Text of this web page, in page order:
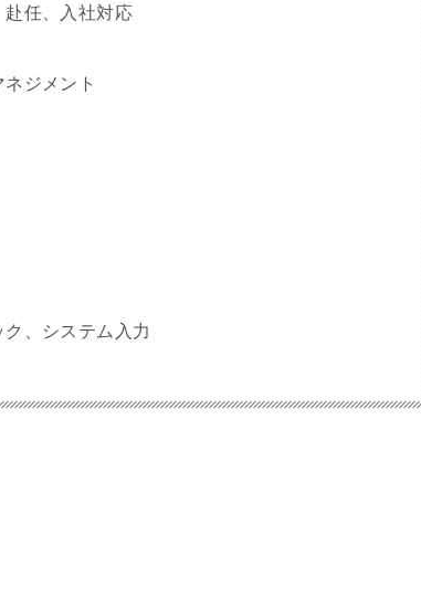
赴任、入社対応
ジメント
、システム入力